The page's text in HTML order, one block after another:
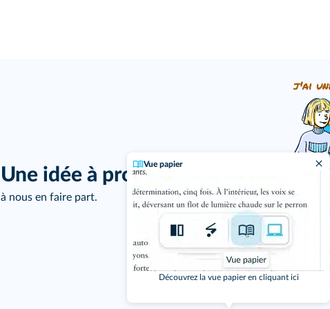
Vue papier
Découvrez la vue papier en cliquant ici
idée à proposer ?
nous en faire part.
j'ai